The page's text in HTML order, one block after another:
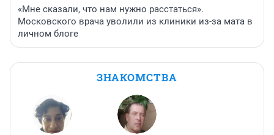
«Мне сказали, что нам нужно расстаться».
Московского врача уволили из клиники из-за мата в
личном блоге
ЗНАКОМСТВА